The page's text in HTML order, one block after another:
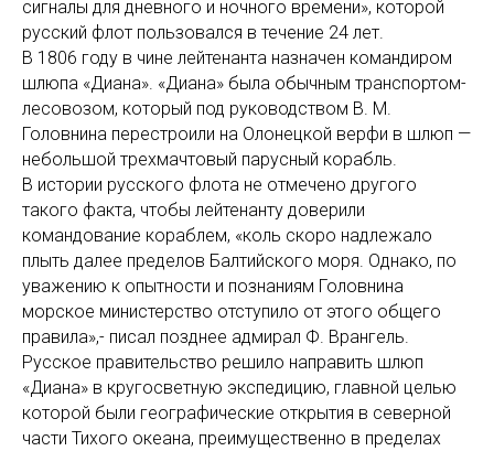
сигналы для дневного и ночного времени», которой
русский флот пользовался в течение 24 лет.
В 1806 году в чине лейтенанта назначен командиром
шлюпа «Диана». «Диана» была обычным транспортом-
лесовозом, который под руководством В. М.
Головнина перестроили на Олонецкой верфи в шлюп —
небольшой трехмачтовый парусный корабль.
В истории русского флота не отмечено другого
такого факта, чтобы лейтенанту доверили
командование кораблем, «коль скоро надлежало
плыть далее пределов Балтийского моря. Однако, по
уважению к опытности и познаниям Головнина
морское министерство отступило от этого общего
правила»,- писал позднее адмирал Ф. Врангель.
Русское правительство решило направить шлюп
«Диана» в кругосветную экспедицию, главной целью
которой были географические открытия в северной
части Тихого океана, преимущественно в пределах